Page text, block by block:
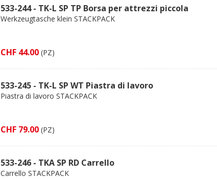
533-244 - TK-L SP TP Borsa per attrezzi piccola
Werkzeugtasche klein STACKPACK
CHF 44.00 (PZ)
533-245 - TK-L SP WT Piastra di lavoro
Piastra di lavoro STACKPACK
CHF 79.00 (PZ)
533-246 - TKA SP RD Carrello
Carrello STACKPACK